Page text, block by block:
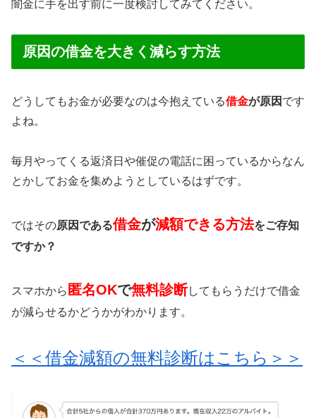
闇金に手を出す前に一度検討してみてください。
原因の借金を大きく減らす方法
どうしてもお金が必要なのは今抱えている借金が原因 です
よね。
毎月やってくる返済日や催促の電話に困っているからなん
とかしてお金を集めようとしているはずです。
ではその原因である借金が減額できる方法をご存知
ですか？
スマホから 匿名OKで無料診断してもらうだけで借金
が減らせるかどうかがわかります。
＜＜借金減額の無料診断はこちら＞＞